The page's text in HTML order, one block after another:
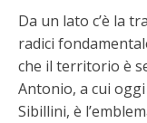
Da un lato c’è la
radici
che il territorio è
Antonio, a cui oggi
Sibillini, è